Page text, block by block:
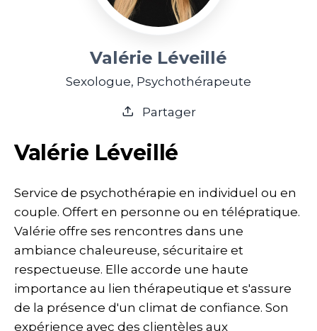
Valérie Léveillé
Sexologue, Psychothérapeute
Partager
Valérie Léveillé
Service de psychothérapie en individuel ou en
couple. Offert en personne ou en télépratique.
Valérie offre ses rencontres dans une
ambiance chaleureuse, sécuritaire et
respectueuse. Elle accorde une haute
importance au lien thérapeutique et s'assure
de la présence d'un climat de confiance. Son
expérience avec des clientèles aux